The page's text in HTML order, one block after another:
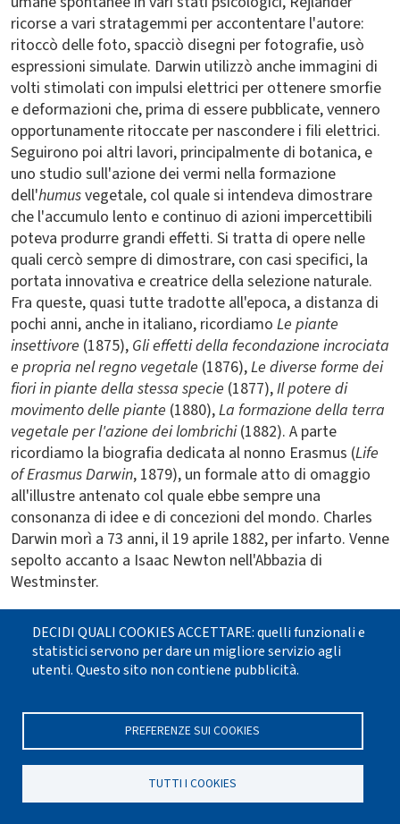
ricorse a vari stratagemmi per accontentare l'autore:
ritoccò delle foto, spacciò disegni per fotografie, usò
espressioni simulate. Darwin utilizzò anche immagini di
volti stimolati con impulsi elettrici per ottenere smorfie
e deformazioni che, prima di essere pubblicate, vennero
opportunamente ritoccate per nascondere i fili elettrici.
Seguirono poi altri lavori, principalmente di botanica, e
uno studio sull'azione dei vermi nella formazione
dell'humusvegetale, col quale si intendeva dimostrare
che l'accumulo lento e continuo di azioni impercettibili
poteva produrre grandi effetti. Si tratta di opere nelle
quali cercò sempre di dimostrare, con casi specifici, la
portata innovativa e creatrice della selezione naturale.
Fra queste, quasi tutte tradotte all'epoca, a distanza di
pochi anni, anche in italiano, ricordiamo Le piante
insettivore (1875), Gli effetti della fecondazione incrociata
e propria nel regno vegetale (1876),Le diverse forme dei
fiori in piante della stessa specie (1877),Il potere di
movimento delle piante (1880),La formazione della terra
vegetale per l'azione dei lombrichi(1882). A parte
ricordiamo la biografia dedicata al nonno Erasmus (Life
of Erasmus Darwin, 1879), un formale atto di omaggio
all'illustre antenato col quale ebbe sempre una
consonanza di idee e di concezioni del mondo. Charles
Darwin morì a 73 anni, il 19 aprile 1882, per infarto. Venne
sepolto accanto a Isaac Newton nell'Abbazia di
Westminster.
IV. La selezione naturale e la teoria
evoluzionista di Darwin: precursori,
elementi caratteristici e rilievi critici
negare l'esistenza di precursori delle sue idee, esisteva in
realtà un ampio e profondo retroterra che già dal
Settecento aveva preparato l'affermarsi di un
evoluzionismo meccanicista (cfr. Ungerer, 1972, pp. 100-
DECIDI QUALI COOKIES ACCETTARE: quelli funzionali e
statistici servono per dare un migliore servizio agli
utenti. Questo sito non contiene pubblicità.
PREFERENZE SUI COOKIES
TUTTI I COOKIES